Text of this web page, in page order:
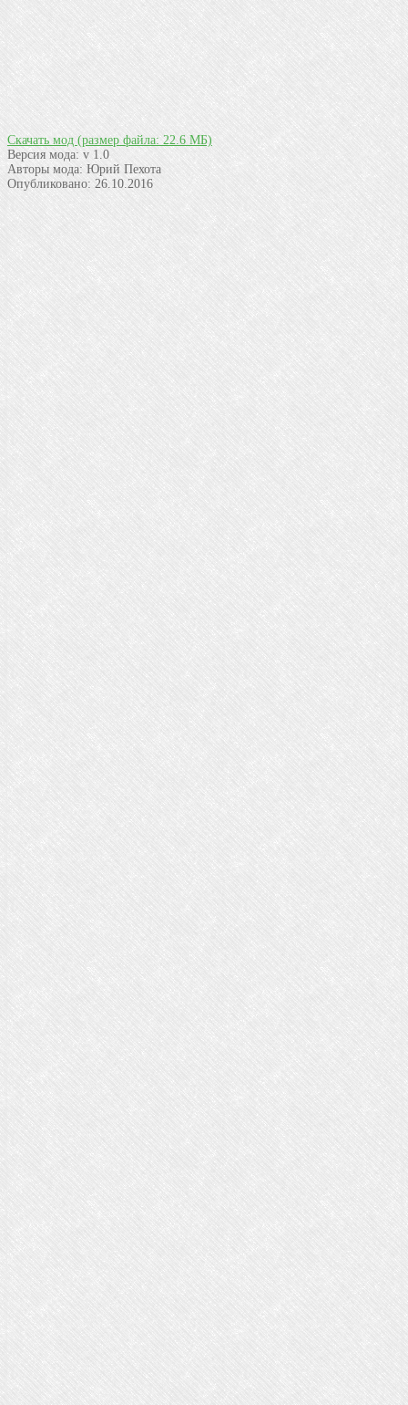
Скачать мод (размер файла: 22.6 МБ)
Версия мода: v 1.0
Авторы мода: Юрий Пехота
Опубликовано: 26.10.2016